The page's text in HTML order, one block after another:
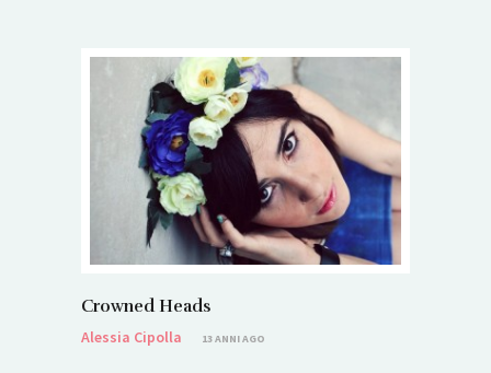
Crowned Heads
Alessia Cipolla
13 ANNI AGO